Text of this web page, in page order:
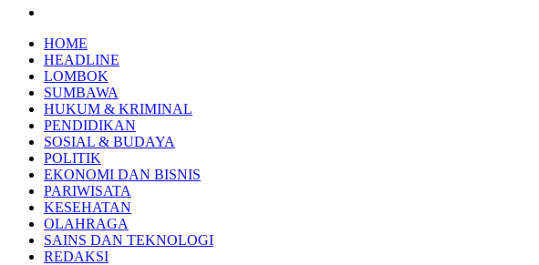
HOME
HEADLINE
LOMBOK
SUMBAWA
HUKUM & KRIMINAL
PENDIDIKAN
SOSIAL & BUDAYA
POLITIK
EKONOMI DAN BISNIS
PARIWISATA
KESEHATAN
OLAHRAGA
SAINS DAN TEKNOLOGI
REDAKSI